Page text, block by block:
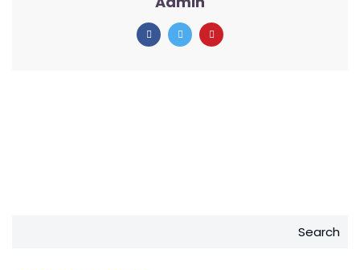
Search